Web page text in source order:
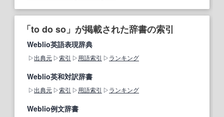
「to do so」が掲載された辞書の索引
Weblio英語表現辞典
出典元 索引 用語索引 ランキング
Weblio英和対訳辞書
出典元 索引 用語索引 ランキング
Weblio例文辞書